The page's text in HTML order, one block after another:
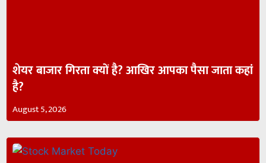
शेयर बाजार गिरता क्यों है? आखिर आपका पैसा जाता कहां
है?
August 5, 2026